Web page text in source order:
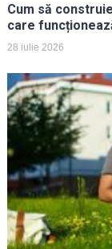
Cum să
care
28 iulie 2026